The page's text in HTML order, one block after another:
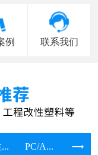
例 联系我们
PC/A... 溴系